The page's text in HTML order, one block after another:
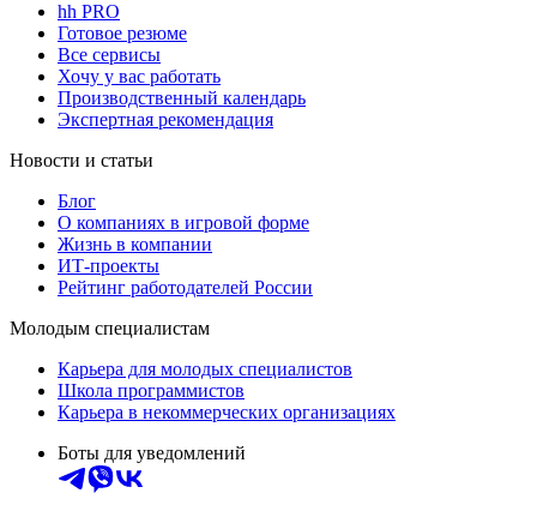
hh PRO
Готовое резюме
Все сервисы
Хочу у вас работать
Производственный календарь
Экспертная рекомендация
Новости и статьи
Блог
О компаниях в игровой форме
Жизнь в компании
ИТ-проекты
Рейтинг работодателей России
Молодым специалистам
Карьера для молодых специалистов
Школа программистов
Карьера в некоммерческих организациях
Боты для уведомлений